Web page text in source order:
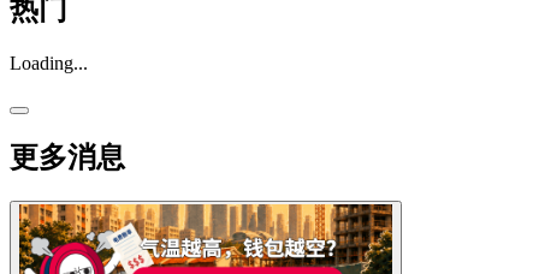
热门
Loading...
更多消息